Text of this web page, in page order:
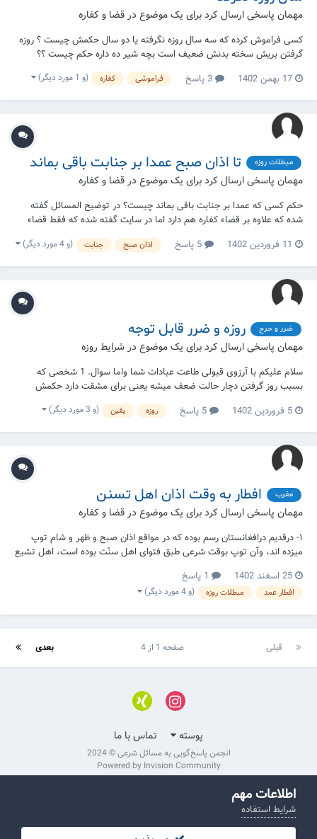
مهمان پاسخی ارسال کرد برای یک موضوع در قضا و کفاره
کسی فراموش کرده که سه سال روزه نگرفته یا دو سال حکمش چیست ؟ روزه
گرفتن بریش سخته بدنش ضعیف است بچه شیر ده داره حکم چیست ؟؟
17 بهمن 1402
فراموشی کفاره (و 1 مورد دیگر)
مبطلات روزه تا اذان صبح عمدا بر جنابت باقی بماند
مهمان پاسخی ارسال کرد برای یک موضوع درقضا و کفاره
حکم کسی که عمدا بر جنابت باقی بماند چیست؟ در توضیح المسائل گفته
شده که علاوه بر قضاء کفاره هم دارد اما در سایت گفته شده که فقط قضاء
11 فروردین 1402 اذان صبح جنابت (و 4 مورد دیگر)
ضرر و حرج روزه و ضرر قابل توجه
مهمان پاسخی ارسال کرد برای یک موضوع در شرایط روزه
سلام علیکم با آرزوی قبولی طاعت عبادات شما واما سوال. 1 شخصی که
بسبب روز گرفتن دچار حالت ضعف میشه یعنی برای مشقت دارد حکمش
5 فروردین 1402 روزه یقین (و 3 مورد دیگر)
مغرب افطار به وقت اذان اهل تسنن
مهمان پاسخی ارسال کرد برای یک موضوع در قضا و کفاره
۱- درقدیم درافغانستان رسم بوده که در مواقع اذان صبح و ظهر و شام توپ
میزده اند، وآن توپ بوقت شرعی طبق فتوای اهل سنّت بوده‌ است، اهل تشیع
دقیقه قبل از اذان أهل تشیع میباشد، تکلیف روزه های ایشان که همیشه
پیش از شام واقعی( به فقه شیعه...
25 اسفند 1402
افطار عمد مبطلات روزه (و 4 مورد دیگر)
قبلی بعدی صفحه 1 از 4
پوسته تماس با ما
انجمن پاسخ‌گویی به مسائل شرعی © 2024
Powered by Invision Community
اطلاعات مهم
شرایط استفاده